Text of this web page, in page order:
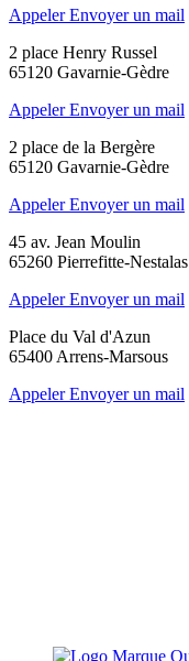
AppelerEnvoyer un mail
2 place Henry Russel
65120 Gavarnie-Gèdre
AppelerEnvoyer un mail
2 place de la Bergère
65120 Gavarnie-Gèdre
AppelerEnvoyer un mail
45 av. Jean Moulin
65260 Pierrefitte-Nestalas
AppelerEnvoyer un mail
Place du Val d'Azun
65400 Arrens-Marsous
AppelerEnvoyer un mail